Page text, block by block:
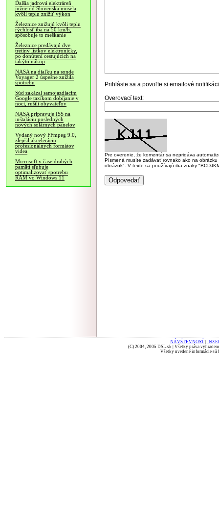
Ďalšia jadrová elektráreň
južne od Slovenska musela
kvôli teplu znížiť výkon
Železnice znižujú kvôli teplu
rýchlosť iba na 50 km/h,
spôsobuje to meškanie
Železnice predávajú dve
tretiny lístkov elektronicky,
po donútení cestujúcich na
takýto nákup
NASA na diaľku na sonde
Voyager 2 úspešne znížila
spotrebu
Súd zakázal samojazdiacim
Google taxíkom dobíjanie v
noci, rušili obyvateľov
NASA pripravuje ISS na
inštaláciu posledných
nových solárnych panelov
Vydaný nový FFmpeg 9.0,
zlepšil akceleráciu
profesionálnych formátov
videa
Microsoft v čase drahých
pamätí sľubuje
optimalizovať spotrebu
RAM vo Windows 11
Prihláste sa a povoľte si emailové
Overovací text:
Pre overenie, že komentár sa nepridáva
Písmená musíte zadávať rovnako ako na
obrázok". V texte sa používajú iba znaky
NÁVŠTEVNOSŤ
(C) 2004, 2005 DSL.sk | Všetky práva
Všetky uvedené informácie sú